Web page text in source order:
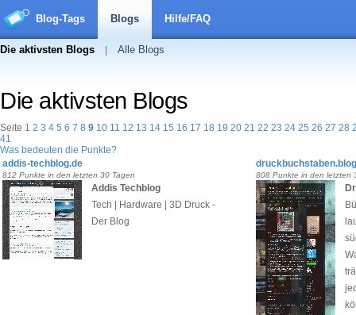
Blog-Tags Blogs Hilfe/FAQ
Die aktivsten Blogs Alle Blogs
Die aktivsten Blogs
Seite 1 2 3 4 5 6 7 8 9 10 11 12 13 14 15 16 17 18 19 20 21 22 23 24 25 26 27 28
41
Was bedeuten die Punkte?
addis-techblog.de
812 Punkte in den letzten 30 Tagen
Addis Techblog
Tech | Hardware | 3D Druck -
Der Blog
808 Punkte in den letzten